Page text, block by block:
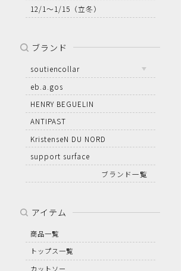
12/1～1/15 （立冬）
ブランド
soutiencollar
eb.a.gos
HENRY BEGUELIN
ANTIPAST
KristenseN DU NORD
support surface
ブランド一覧
アイテム
商品一覧
トップス一覧
カットソー